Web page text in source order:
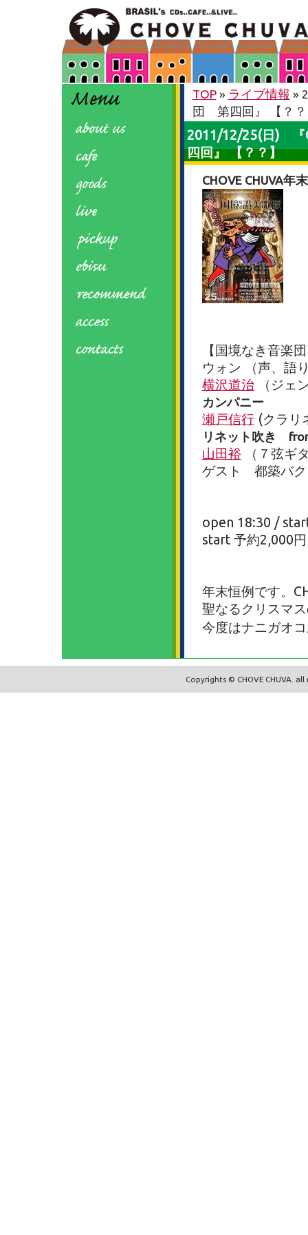
TOP» ライブ情報 »
団 第四回』 【？？
2011/12/25(日) 『
四回』 【？？】
CHOVE CHUVA年
【国境なき音楽
ウォン （声、
横沢道治（ジェ
カンパニー
瀬戸信行(クラ
リネット吹き
山田裕 （７弦ギ
ゲスト 都築バ
open 18:30 /
start 予約2,000
年末恒例です。
聖なるクリスマ
今度はナニガオ
Copyrights © CHOVE CHUVA.